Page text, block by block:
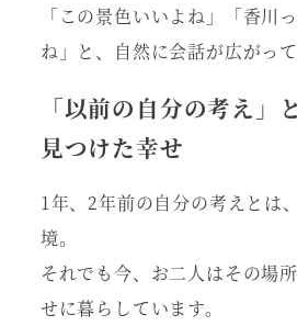
「この景色いいよね」「香川
ね」と、自然に会話が広がって
「以前の自分の考え」
見つけた幸せ
1年、2年前の自分の考えとは
境。
それでも今、お二人はその場
せに暮らしています。